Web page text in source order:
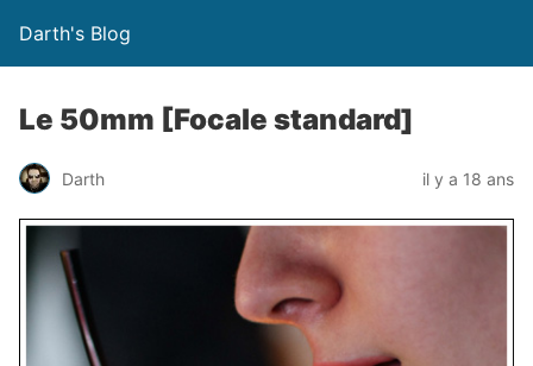
Darth's Blog
Le 50mm [Focale standard]
Darth il y a 18 ans